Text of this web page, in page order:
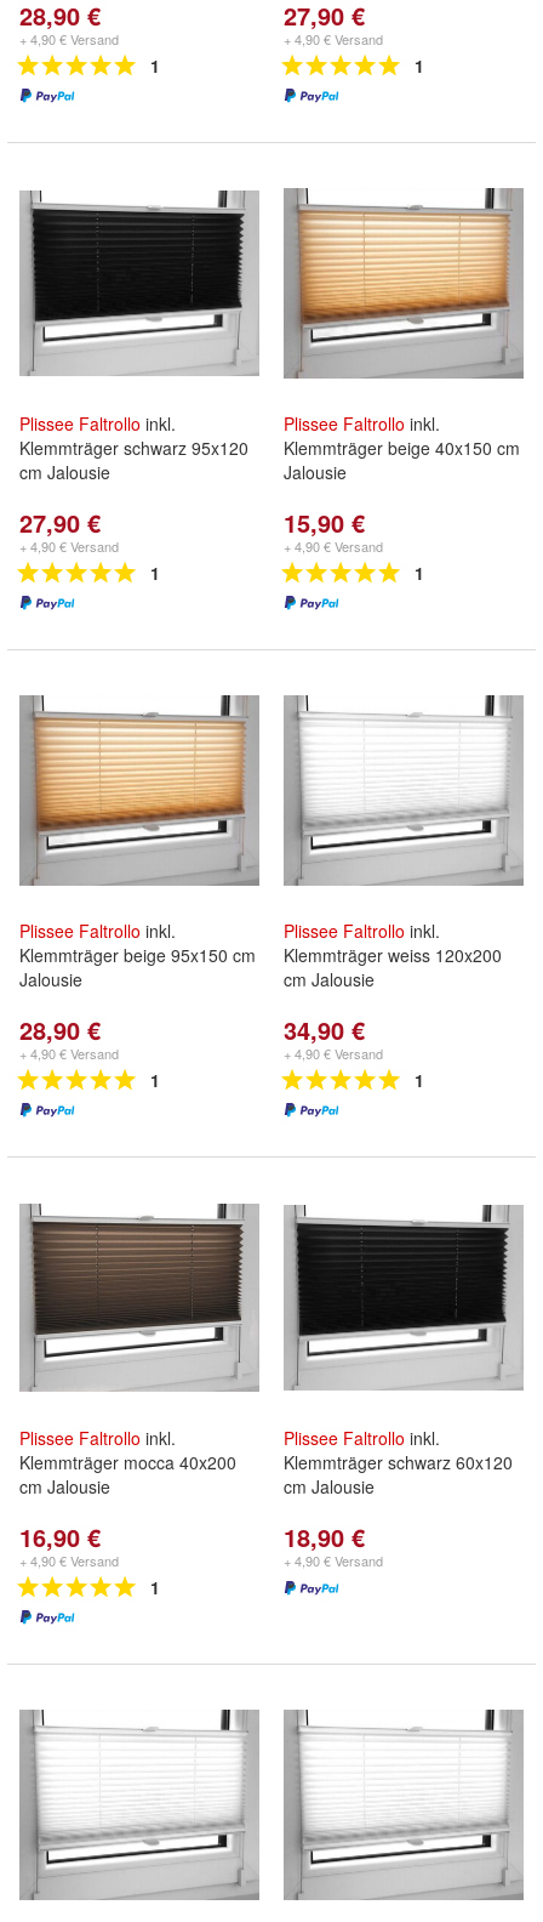
28,90 €
+ 4,90 € Versand
1
27,90 €
+ 4,90 € Versand
1
Plissee Faltrollo inkl.
Klemmträger schwarz 95x120
cm Jalousie
27,90 €
+ 4,90 € Versand
1
Plissee Faltrollo inkl.
Klemmträger beige 40x150 cm
Jalousie
15,90 €
+ 4,90 € Versand
1
Plissee Faltrollo inkl.
Klemmträger beige 95x150 cm
Jalousie
28,90 €
+ 4,90 € Versand
1
Plissee Faltrollo inkl.
Klemmträger weiss 120x200
cm Jalousie
34,90 €
+ 4,90 € Versand
1
Plissee Faltrollo inkl.
Klemmträger mocca 40x200
cm Jalousie
16,90 €
+ 4,90 € Versand
1
Plissee Faltrollo inkl.
Klemmträger schwarz 60x120
cm Jalousie
18,90 €
+ 4,90 € Versand